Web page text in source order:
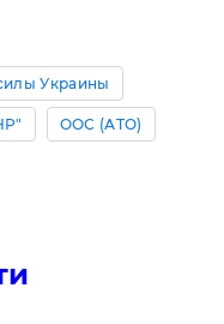
Украины
ООС (АТО)